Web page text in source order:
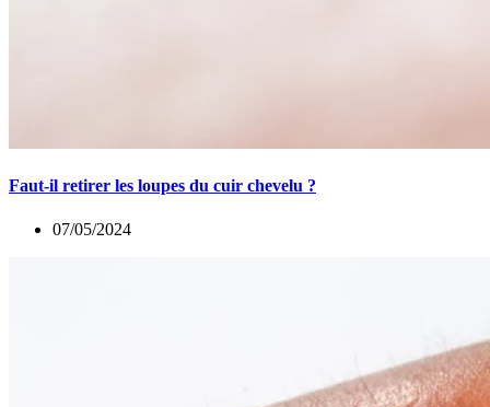
Faut-il retirer les loupes du cuir chevelu ?
07/05/2024